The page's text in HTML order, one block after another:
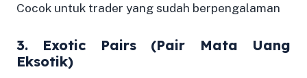
Cocok untuk trader yang sudah berpengalaman
3. Exotic Pairs (Pair Mata Uang
Eksotik)